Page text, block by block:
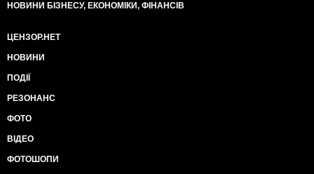
НОВИНИ БІЗНЕСУ, ЕКОНОМІКИ, ФІНАНСІВ
ЦЕНЗОР.НЕТ
НОВИНИ
ПОДІЇ
РЕЗОНАНС
ФОТО
ВІДЕО
ФОТОШОПИ